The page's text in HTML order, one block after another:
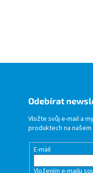
Odebírat
Vložte svůj e-mail a
produktech na našem
E-mail